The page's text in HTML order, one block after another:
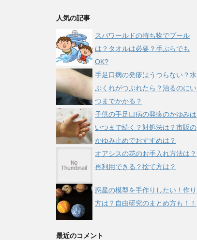
人気の記事
スパワールドの持ち物でプール
は？タオルは必要？手ぶらでも
OK?
手足口病の発疹はうつらない？水
ぶくれがつぶれたら？治るのにい
つまでかかる？
子供の手足口病の発疹のかゆみは
いつまで続く？対処法は？市販の
かゆみ止めでおすすめは？
オアシスの花のお手入れ方法は？
再利用できる？捨て方は？
惑星の模型を手作りしたい！作り
方は？自由研究のまとめ方も！！
最近のコメント